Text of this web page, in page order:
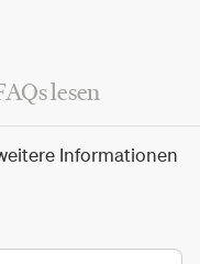
denen die Räume
und globalen
umarmen,
Veränderungen des
Möbel.
von Mohd.
lesen
Informationen